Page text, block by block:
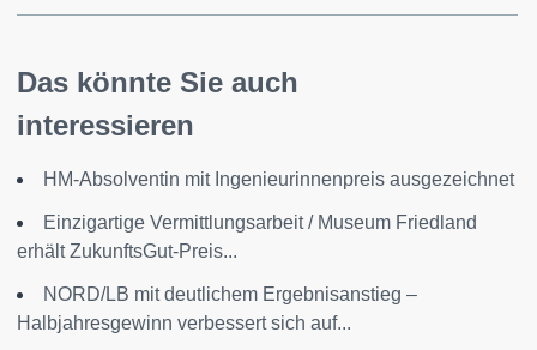
Das könnte Sie auch
interessieren
HM-Absolventin mit Ingenieurinnenpreis ausgezeichnet
Einzigartige Vermittlungsarbeit / Museum Friedland
erhält ZukunftsGut-Preis...
NORD/LB mit deutlichem Ergebnisanstieg –
Halbjahresgewinn verbessert sich auf...